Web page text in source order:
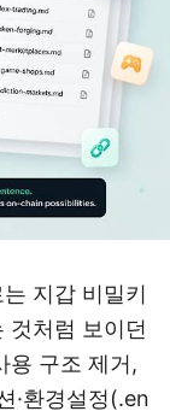
지갑 비밀키
것처럼 보이던
용 구조 제거,
·환경설정(.en